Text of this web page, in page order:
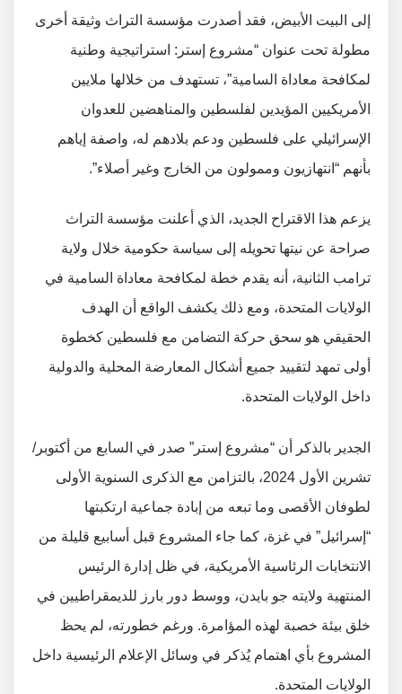
إلى البيت الأبيض، فقد أصدرت مؤسسة التراث وثيقة أخرى
مطولة تحت عنوان “مشروع إستر: استراتيجية وطنية
لمكافحة معاداة السامية”، تستهدف من خلالها ملايين
الأمريكيين المؤيدين لفلسطين والمناهضين للعدوان
الإسرائيلي على فلسطين ودعم بلادهم له، واصفة إياهم
بأنهم “انتهازيون وممولون من الخارج وغير أصلاء”.
يزعم هذا الاقتراح الجديد، الذي أعلنت مؤسسة التراث
صراحة عن نيتها تحويله إلى سياسة حكومية خلال ولاية
ترامب الثانية، أنه يقدم خطة لمكافحة معاداة السامية في
الولايات المتحدة، ومع ذلك يكشف الواقع أن الهدف
الحقيقي هو سحق حركة التضامن مع فلسطين كخطوة
أولى تمهد لتقييد جميع أشكال المعارضة المحلية والدولية
داخل الولايات المتحدة.
الجدير بالذكر أن “مشروع إستر” صدر في السابع من أكتوبر/
تشرين الأول 2024، بالتزامن مع الذكرى السنوية الأولى
لطوفان الأقصى وما تبعه من إبادة جماعية ارتكبتها
“إسرائيل” في غزة، كما جاء المشروع قبل أسابيع قليلة من
الانتخابات الرئاسية الأمريكية، في ظل إدارة الرئيس
المنتهية ولايته جو بايدن، ووسط دور بارز للديمقراطيين في
خلق بيئة خصبة لهذه المؤامرة. ورغم خطورته، لم يحظ
المشروع بأي اهتمام يُذكر في وسائل الإعلام الرئيسية داخل
الولايات المتحدة.